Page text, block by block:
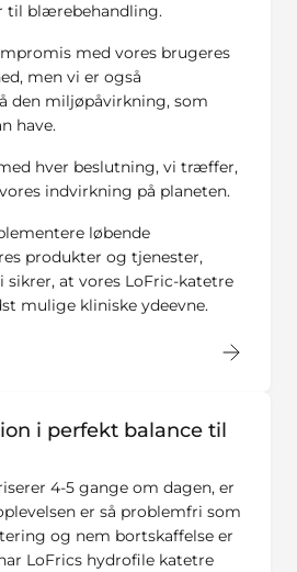
til blærebehandling.
med vores brugeres
men vi er også
den miljøpåvirkning, som
have.
hver beslutning, vi træffer,
indvirkning på planeten.
løbende
produkter og tjenester,
at vores LoFric-katetre
mulige kliniske ydeevne.
i perfekt balance til
4-5 gange om dagen, er
er så problemfri som
og nem bortskaffelse er
LoFrics hydrofile katetre